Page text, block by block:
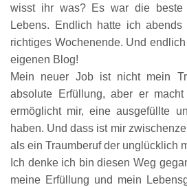
wisst ihr was? Es war die beste
Lebens. Endlich hatte ich
richtiges Wochenende. Und
eigenen Blog!
Mein neuer Job ist nicht mein
absolute Erfüllung, aber er macht
ermöglicht mir, eine ausgefüllte
haben. Und dass ist mir
als ein Traumberuf der unglücklich
Ich denkeich bin diesen Weg geg
meine Erfüllung und mein